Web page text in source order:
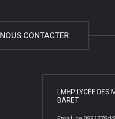
NOUS CONTACTER
LMHP LYCÉE DES
BARET